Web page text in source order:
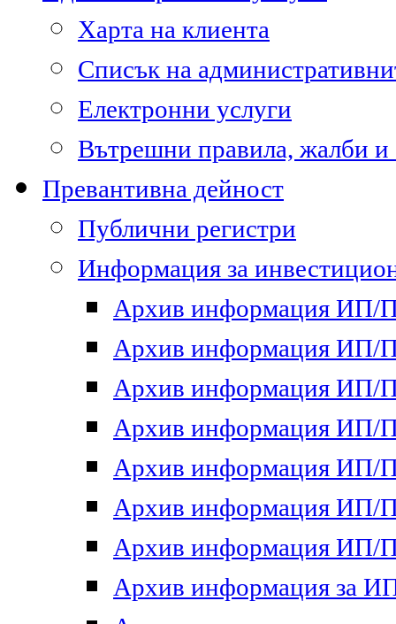
Харта на клиента
Списък на
Електронни услуги
Вътрешни правила, жалби и
Превантивна дейност
Публични регистри
Информация за
Архив информация ИП/
Архив информация ИП/
Архив информация ИП/
Архив информация ИП/
Архив информация ИП/
Архив информация ИП/
Архив информация ИП/
Архив информация за